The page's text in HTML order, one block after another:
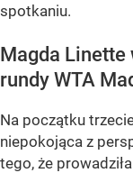
spotkaniu.
Magda Linette
rundy WTA
Na początku
niepokojąca z
tego, że